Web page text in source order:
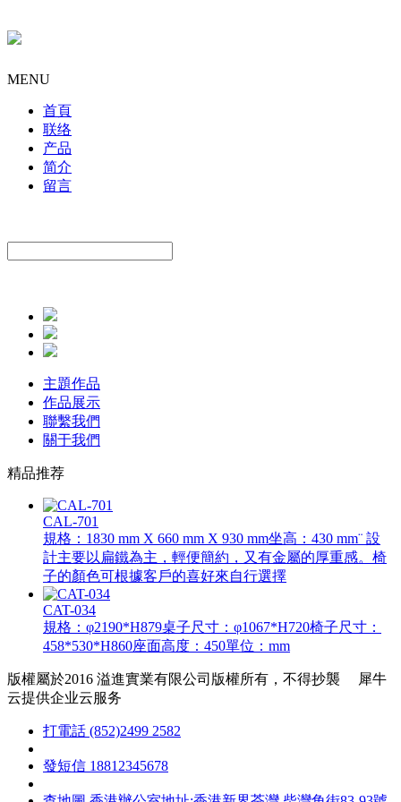
MENU
首頁
联络
产品
简介
留言
主題作品
作品展示
聯繫我們
關于我們
精品推荐
CAL-701
規格：1830 mm X 660 mm X 930 mm坐高：430 mm¨ 設
計主要以扁鐵為主，輕便簡約，又有金屬的厚重感。椅
子的顏色可根據客戶的喜好來自行選擇
CAT-034
規格：φ2190*H879桌子尺寸：φ1067*H720椅子尺寸：
458*530*H860座面高度：450單位：mm
版權屬於2016 溢進實業有限公司版權所有，不得抄襲
犀牛
云提供企业云服务
打電話 (852)2499 2582
發短信 18812345678